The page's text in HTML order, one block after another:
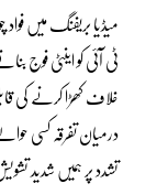
میڈیا بریفنگ میں
ٹی آئی کو اینٹی فوج
خلاف کھڑا کرنے کی
درمیان تفرقہ کسی
تشدد پر ہمیں شدید